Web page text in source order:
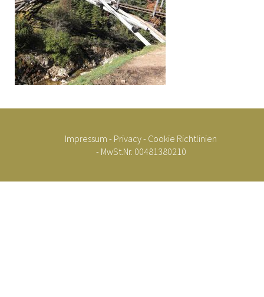
Impressum - Privacy- Cookie Richtlinien
- MwSt.Nr. 00481380210